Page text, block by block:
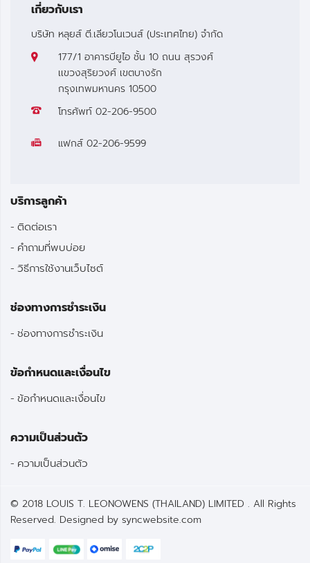
เกี่ยวกับเรา
บริษัท หลุยส์ ตี.เลียวโนเวนส์ (ประเทศไทย) จำกัด
177/1 อาคารบียูไอ ชั้น 10 ถนน สุรวงศ์
เเขวงสุริยวงศ์ เขตบางรัก
กรุงเทพมหานคร 10500
โทรศัพท์ 02-206-9500
แฟกส์ 02-206-9599
บริการลูกค้า
ติดต่อเรา
คำถามที่พบบ่อย
วิธีการใช้งานเว็บไซต์
ช่องทางการชำระเงิน
ช่องทางการชำระเงิน
ข้อกำหนดและเงื่อนไข
ข้อกำหนดและเงื่อนไข
ความเป็นส่วนตัว
ความเป็นส่วนตัว
© 2018 LOUIS T. LEONOWENS (THAILAND) LIMITED . All Rights
Reserved. Designed by syncwebsite.com